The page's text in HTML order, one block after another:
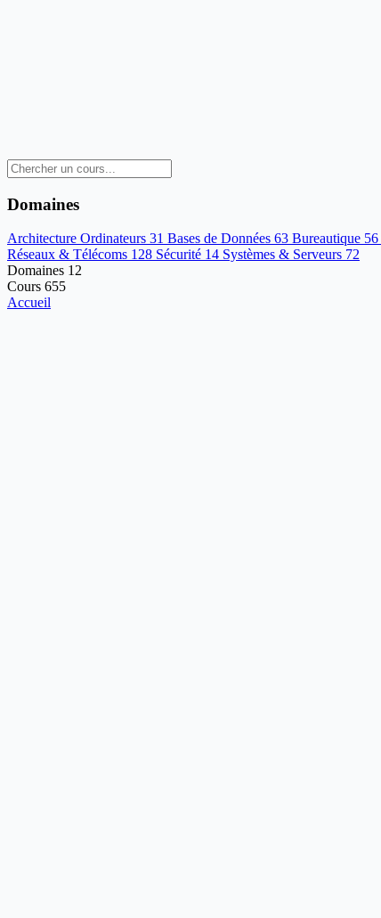
Domaines
Architecture Ordinateurs 31 Bases de Données 63 Bureautique 56
Réseaux & Télécoms 128 Sécurité 14 Systèmes & Serveurs 72
Domaines 12
Cours 655
Accueil